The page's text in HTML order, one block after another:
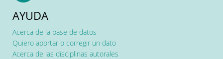
AYUDA
Acerca de la base de datos
Quiero aportar o corregir un dato
Acerca de las disciplinas autorales